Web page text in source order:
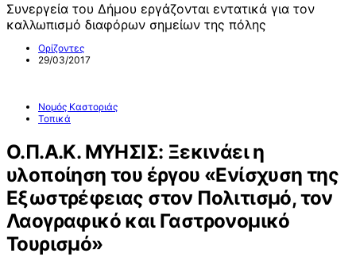
Συνεργεία του Δήμου εργάζονται εντατικά για τον
καλλωπισμό διαφόρων σημείων της πόλης
Ορίζοντες
29/03/2017
Νομός Καστοριάς
Τοπικά
Ο.Π.Α.Κ. ΜΥΗΣΙΣ: Ξεκινάει η
υλοποίηση του έργου «Ενίσχυση της
Εξωστρέφειας στον Πολιτισμό, τον
Λαογραφικό και Γαστρονομικό
Τουρισμό»